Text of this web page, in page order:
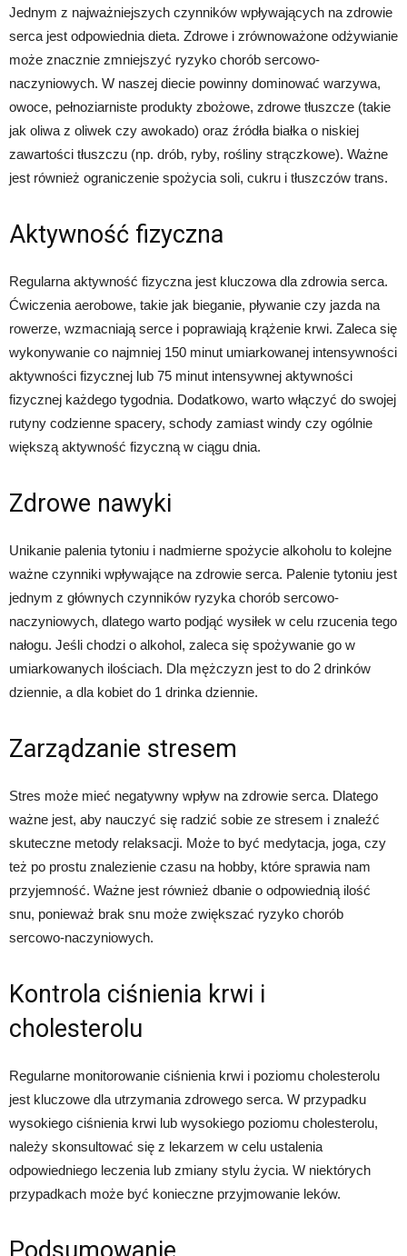
Jednym z najważniejszych czynników wpływających na zdrowie
serca jest odpowiednia dieta. Zdrowe i zrównoważone odżywianie
może znacznie zmniejszyć ryzyko chorób sercowo-
naczyniowych. W naszej diecie powinny dominować warzywa,
owoce, pełnoziarniste produkty zbożowe, zdrowe tłuszcze (takie
jak oliwa z oliwek czy awokado) oraz źródła białka o niskiej
zawartości tłuszczu (np. drób, ryby, rośliny strączkowe). Ważne
jest również ograniczenie spożycia soli, cukru i tłuszczów trans.
Aktywność fizyczna
Regularna aktywność fizyczna jest kluczowa dla zdrowia serca.
Ćwiczenia aerobowe, takie jak bieganie, pływanie czy jazda na
rowerze, wzmacniają serce i poprawiają krążenie krwi. Zaleca się
wykonywanie co najmniej 150 minut umiarkowanej intensywności
aktywności fizycznej lub 75 minut intensywnej aktywności
fizycznej każdego tygodnia. Dodatkowo, warto włączyć do swojej
rutyny codzienne spacery, schody zamiast windy czy ogólnie
większą aktywność fizyczną w ciągu dnia.
Zdrowe nawyki
Unikanie palenia tytoniu i nadmierne spożycie alkoholu to kolejne
ważne czynniki wpływające na zdrowie serca. Palenie tytoniu jest
jednym z głównych czynników ryzyka chorób sercowo-
naczyniowych, dlatego warto podjąć wysiłek w celu rzucenia tego
nałogu. Jeśli chodzi o alkohol, zaleca się spożywanie go w
umiarkowanych ilościach. Dla mężczyzn jest to do 2 drinków
dziennie, a dla kobiet do 1 drinka dziennie.
Zarządzanie stresem
Stres może mieć negatywny wpływ na zdrowie serca. Dlatego
ważne jest, aby nauczyć się radzić sobie ze stresem i znaleźć
skuteczne metody relaksacji. Może to być medytacja, joga, czy
też po prostu znalezienie czasu na hobby, które sprawia nam
przyjemność. Ważne jest również dbanie o odpowiednią ilość
snu, ponieważ brak snu może zwiększać ryzyko chorób
sercowo-naczyniowych.
Kontrola ciśnienia krwi i
cholesterolu
Regularne monitorowanie ciśnienia krwi i poziomu cholesterolu
jest kluczowe dla utrzymania zdrowego serca. W przypadku
wysokiego ciśnienia krwi lub wysokiego poziomu cholesterolu,
należy skonsultować się z lekarzem w celu ustalenia
odpowiedniego leczenia lub zmiany stylu życia. W niektórych
przypadkach może być konieczne przyjmowanie leków.